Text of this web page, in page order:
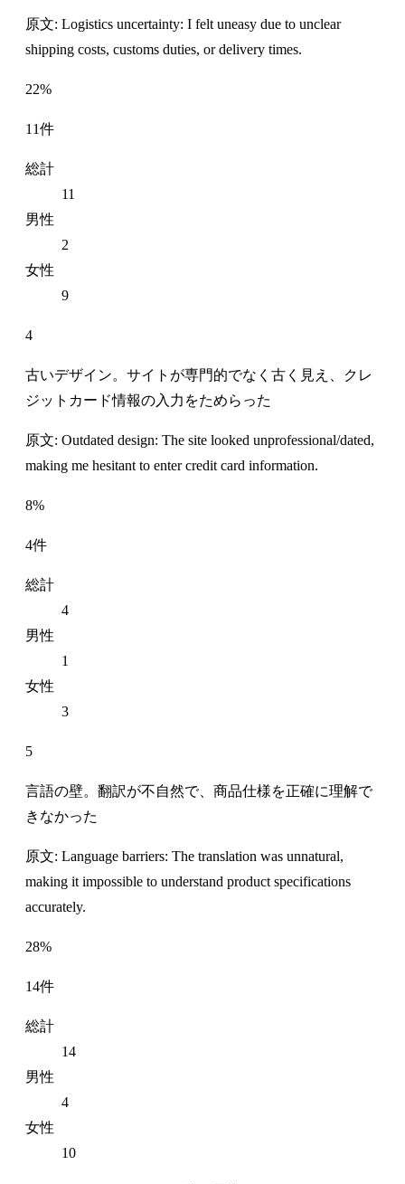
原文: Logistics uncertainty: I felt uneasy due to unclear
shipping costs, customs duties, or delivery times.
22%
11件
総計
11
男性
2
女性
9
4
古いデザイン。サイトが専門的でなく古く見え、クレ
ジットカード情報の入力をためらった
原文: Outdated design: The site looked unprofessional/dated,
making me hesitant to enter credit card information.
8%
4件
総計
4
男性
1
女性
3
5
言語の壁。翻訳が不自然で、商品仕様を正確に理解で
きなかった
原文: Language barriers: The translation was unnatural,
making it impossible to understand product specifications
accurately.
28%
14件
総計
14
男性
4
女性
10